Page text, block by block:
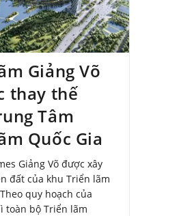
Giảng Võ
thay thế
Tâm
Quốc Gia
Giảng Võ được xây
đất của khu Triển lãm
quy hoạch của
toàn bộ Triển lãm